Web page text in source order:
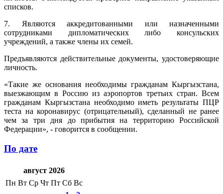
списков.
7. Являются аккредитованными или назначенными
сотрудниками дипломатических либо консульских
учреждений, а также члены их семей.
Предъявляются действительные документы, удостоверяющие
личность.
«Такие же основания необходимы гражданам Кыргызстана,
выезжающим в Россию из аэропортов третьих стран. Всем
гражданам Кыргызстана необходимо иметь результаты ПЦР
теста на коронавирус (отрицательный), сделанный не ранее
чем за три дня до прибытия на территорию Российской
Федерации», - говорится в сообщении.
По дате
август 2026
Пн Вт Ср Чт Пт Сб Вс